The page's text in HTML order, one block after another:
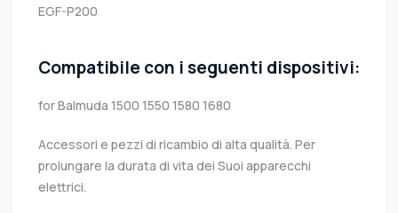
EGF-P200
Compatibile con i seguenti dispositivi:
for Balmuda 1500 1550 1580 1680
Accessori e pezzi di ricambio di alta qualità. Per
prolungare la durata di vita dei Suoi apparecchi
elettrici.